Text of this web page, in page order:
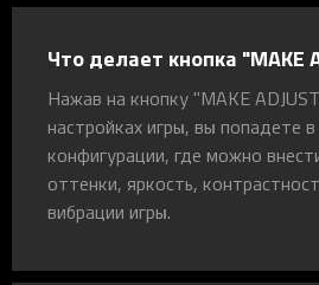
Что делает кнопка "MAKE
Нажав на кнопку "MAKE
настройках игры, вы попадете
конфигурации, где можно
оттенки, яркость,
вибрации игры.